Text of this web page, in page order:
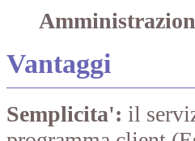
Vantaggi
Semplicita': il